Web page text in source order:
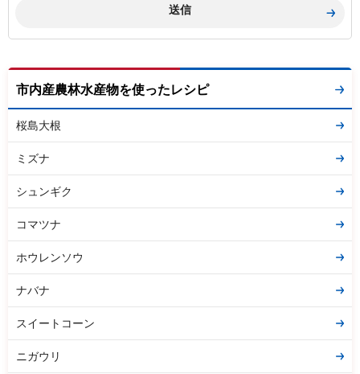
市内産農林水産物を使ったレシピ
桜島大根
ミズナ
シュンギク
コマツナ
ホウレンソウ
ナバナ
スイートコーン
ニガウリ